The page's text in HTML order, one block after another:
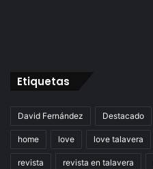
Etiquetas
David Fernández Destacado
home love love talavera
revista revista en talavera